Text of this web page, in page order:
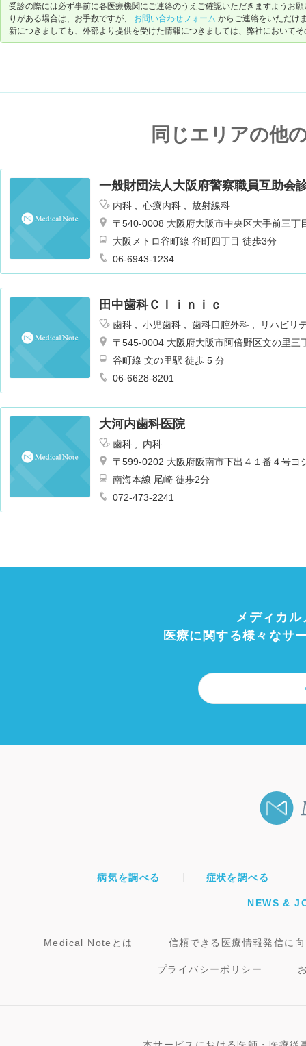
受診の際には必ず事前に各医療機関にご連絡のうえご確認いただきますようお
りがある場合は、お手数ですが、 お問い合わせフォーム からご連絡をいただけ
新につきましても、外部より提供を受けた情報につきましては、弊社において
同じエリアの他
一般財団法人大阪府警察職員互助会
内科 心療内科
放射線科
〒540-0008 大阪府大阪市中央区大手前三丁
大阪メトロ谷町線 谷町四丁目 徒歩3分
06-6943-1234
田中歯科Ｃｌｉｎｉｃ
歯科 小児歯科 歯科口腔外科
リハビリ
〒545-0004 大阪府大阪市阿倍野区文の里三
谷町線 文の里駅 徒歩 5 分
06-6628-8201
大河内歯科医院
歯科
内科
〒599-0202 大阪府阪南市下出４１番４号ヨ
南海本線 尾崎 徒歩2分
072-473-2241
メディカ
医療に関する様々なサ
病気を調べる 症状を調べる
NEWS &
Medical Noteとは 信頼できる医療情報発信に
プライバシーポリシー